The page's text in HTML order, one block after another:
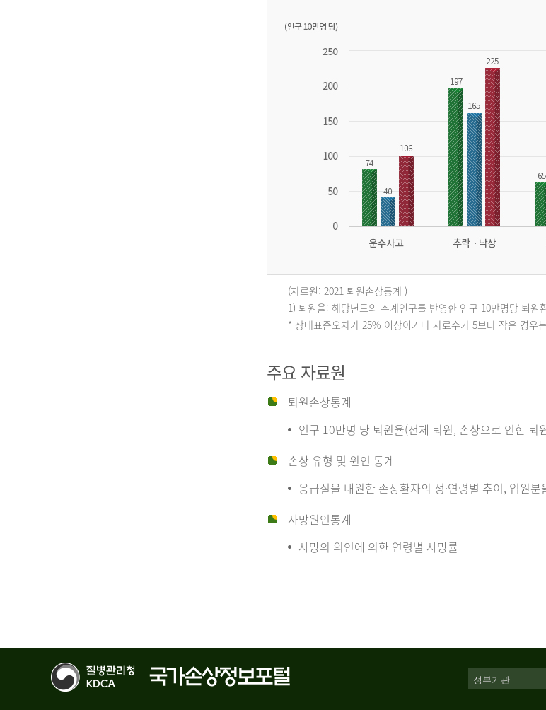
10
만
명
수
(자료원: 2021 퇴원손상통계 )
1) 퇴원율: 해당년도의 추계인구를 반영한 인구 10만명당 퇴원
* 상대표준오차가 25% 이상이거나 자료수가 5보다 작은 경우
주요 자료원
퇴원손상통계
인구 10만명 당 퇴원율(전체 퇴원, 손상으로 인한
손상 유형 및 원인 통계
응급실을 내원한 손상환자의 성·연령별 추이, 입원
사망원인통계
사망의 외인에 의한 연령별 사망률